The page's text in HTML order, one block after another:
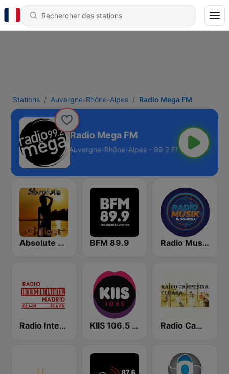
Stations Auvergne-Rhône-Alpes Radio Mega FM
Radio Mega FM
Auvergne-Rhône-Alpes - 99.2 FM
Absolute Chillout BFM 89.9 Radio Music Indonesia
Radio Intercontinental KIIS 106.5 FM Radio Campesina Cubana